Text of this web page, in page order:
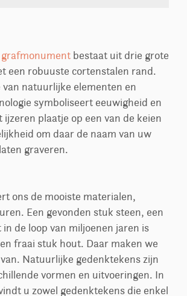
grafmonument bestaat uit drie grote
een robuuste cortenstalen rand.
van natuurlijke elementen en
symboliseert eeuwigheid en
ijzeren plaatje op een van de keien
om daar de naam van uw
graveren.
ons de mooiste materialen,
Een gevonden stuk steen, een
de loop van miljoenen jaren is
fraai stuk hout. Daar maken we
Natuurlijke gedenktekens zijn
vormen en uitvoeringen. In
u zowel gedenktekens die enkel